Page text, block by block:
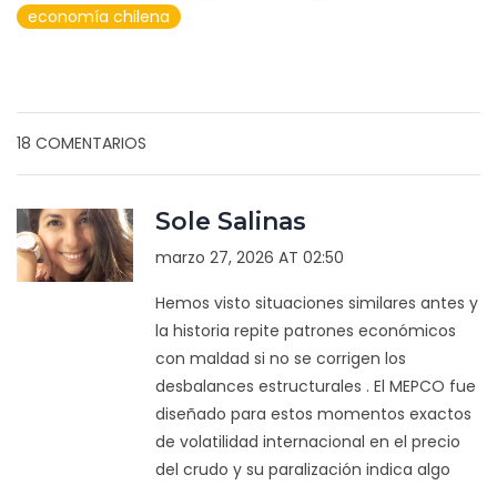
economía chilena
18 COMENTARIOS
Sole Salinas
marzo 27, 2026 AT 02:50
Hemos visto situaciones similares antes y
la historia repite patrones económicos
con maldad si no se corrigen los
desbalances estructurales . El MEPCO fue
diseñado para estos momentos exactos
de volatilidad internacional en el precio
del crudo y su paralización indica algo